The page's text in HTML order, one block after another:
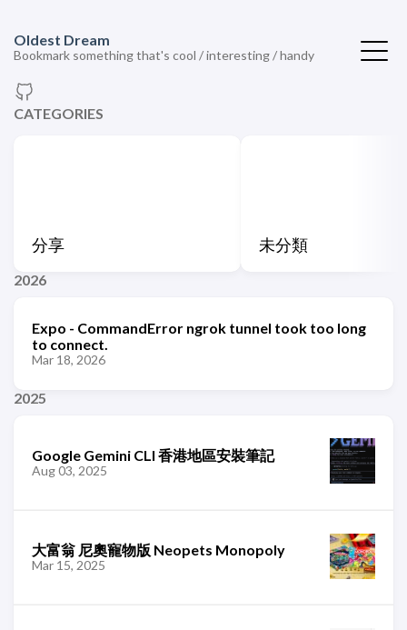
Oldest Dream
Bookmark something that's cool / interesting / handy
CATEGORIES
分享 未分類
2026
Expo - CommandError ngrok tunnel took too long
to connect.
Mar 18, 2026
2025
Google Gemini CLI 香港地區安裝筆記
Aug 03, 2025
大富翁 尼奧寵物版 Neopets Monopoly
Mar 15, 2025